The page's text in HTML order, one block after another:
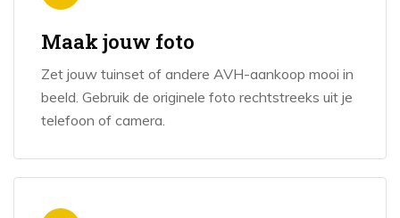
Maak jouw foto
Zet jouw tuinset of andere AVH-aankoop mooi in
beeld. Gebruik de originele foto rechtstreeks uit je
telefoon of camera.